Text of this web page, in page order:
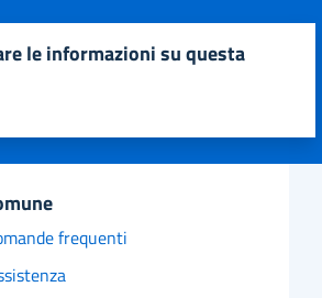
5 stelle su 5
su 5
su 5
5
frequenti